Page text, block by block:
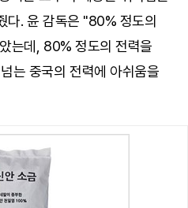
다. 윤 감독은 "80% 정도의
는데, 80% 정도의 전력을
는 중국의 전력에 아쉬움을